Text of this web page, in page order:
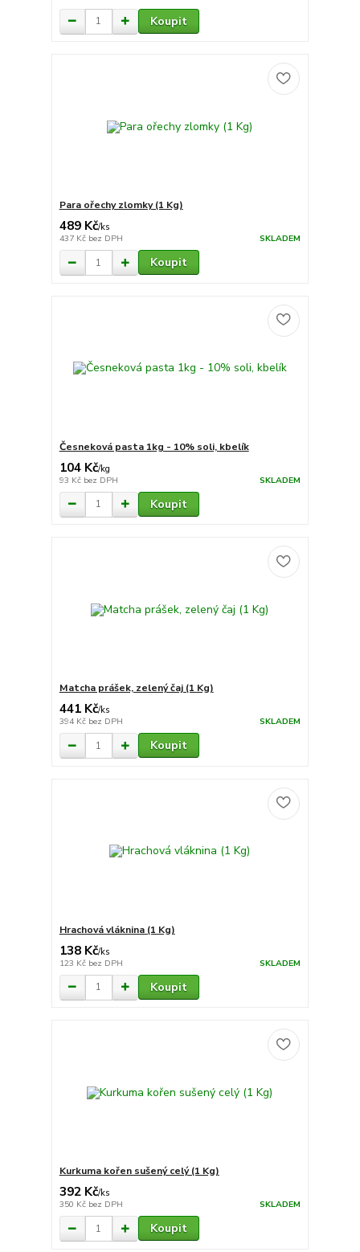
Koupit
Para ořechy zlomky (1 Kg)
489 Kč/ks
437 Kč bez DPH SKLADEM
Koupit
Česneková pasta 1kg - 10% soli, kbelík
104 Kč/kg
93 Kč bez DPH SKLADEM
Koupit
Matcha prášek, zelený čaj (1 Kg)
441 Kč/ks
394 Kč bez DPH SKLADEM
Koupit
Hrachová vláknina (1 Kg)
138 Kč/ks
123 Kč bez DPH SKLADEM
Koupit
Kurkuma kořen sušený celý (1 Kg)
392 Kč/ks
350 Kč bez DPH SKLADEM
Koupit